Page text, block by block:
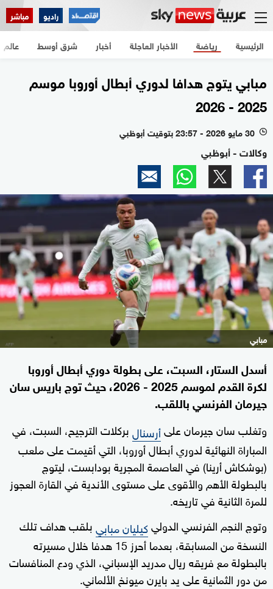
راديو مباشر
الرئيسية الأخبار العاجلة أخبار شرق أوسط عالم رياضة
مبابي يتوج هدافا لدوري أبطال أوروبا موسم
2025 - 2026
l 30 مايو 2026 - 23:57 بتوقيت أبوظبي
وكالات - أبوظبي
مبابي
أسدل الستار، السبت، على بطولة دوري أبطال أوروبا
لكرة القدم لموسم 2025 - 2026، حيث توج باريس سان
جيرمان الفرنسي باللقب.
وتغلب سان جيرمان علىأرسنالبركلات الترجيح، السبت، في
المباراة النهائية لدوري أبطال أوروبا، التي أقيمت على ملعب
(بوشكاش أرينا) في العاصمة المجرية بودابست، ليتوج
بالبطولة الأهم والأقوى على مستوى الأندية في القارة العجوز
للمرة الثانية في تاريخه.
وتوج النجم الفرنسي الدوليكيليان مبابيبلقب هداف تلك
النسخة من المسابقة، بعدما أحرز 15 هدفا خلال مسيرته
بالبطولة مع فريقه ريال مدريد الإسباني، الذي ودع المنافسات
من دور الثمانية على يد بايرن ميونخ الألماني.